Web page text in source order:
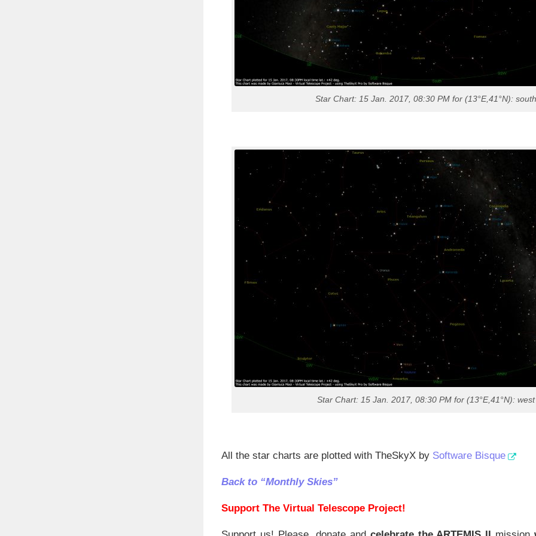
Star Chart: 15 Jan. 2017, 08:30 PM for (13°E,41°N): south
Star Chart: 15 Jan. 2017, 08:30 PM for (13°E,41°N): west
All the star charts are plotted with TheSkyX by Software Bisque
Back to “Monthly Skies”
Support The Virtual Telescope Project!